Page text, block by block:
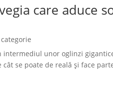
care aduce
categorie
unor oglinzi
cât se poate de reală și face